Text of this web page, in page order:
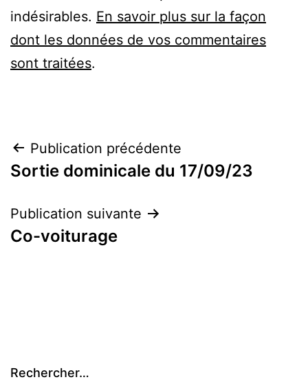
indésirables. En savoir plus sur la façon
dont les données de vos commentaires
sont traitées.
Navigation
de
l’article
Publication précédente
Sortie dominicale du 17/09/23
Publication suivante
Co-voiturage
Rechercher…